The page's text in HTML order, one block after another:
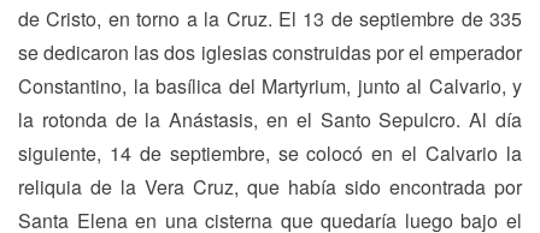
de Cristo, en torno a la Cruz. El 13 de septiembre de 335
se dedicaron las dos iglesias construidas por el emperador
Constantino, la basílica del Martyrium, junto al Calvario, y
la rotonda de la Anástasis, en el Santo Sepulcro. Al día
siguiente, 14 de septiembre, se colocó en el Calvario la
reliquia de la Vera Cruz, que había sido encontrada por
Santa Elena en una cisterna que quedaría luego bajo el